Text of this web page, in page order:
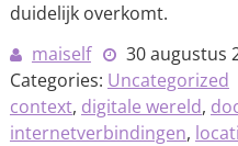
duidelijk overkomt.
maiself
30 augustus
Categories: Uncategorized
context, digitale wereld,
internetverbindingen,